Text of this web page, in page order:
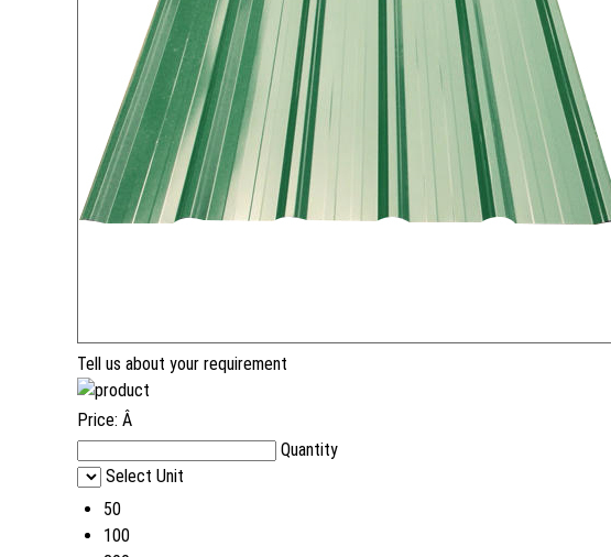
Tell us about your requirement
Price: Â
Quantity
Select Unit
50
100